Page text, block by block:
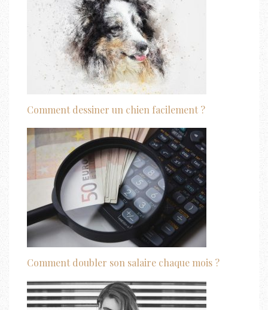
Comment dessiner un chien facilement ?
Comment doubler son salaire chaque mois ?